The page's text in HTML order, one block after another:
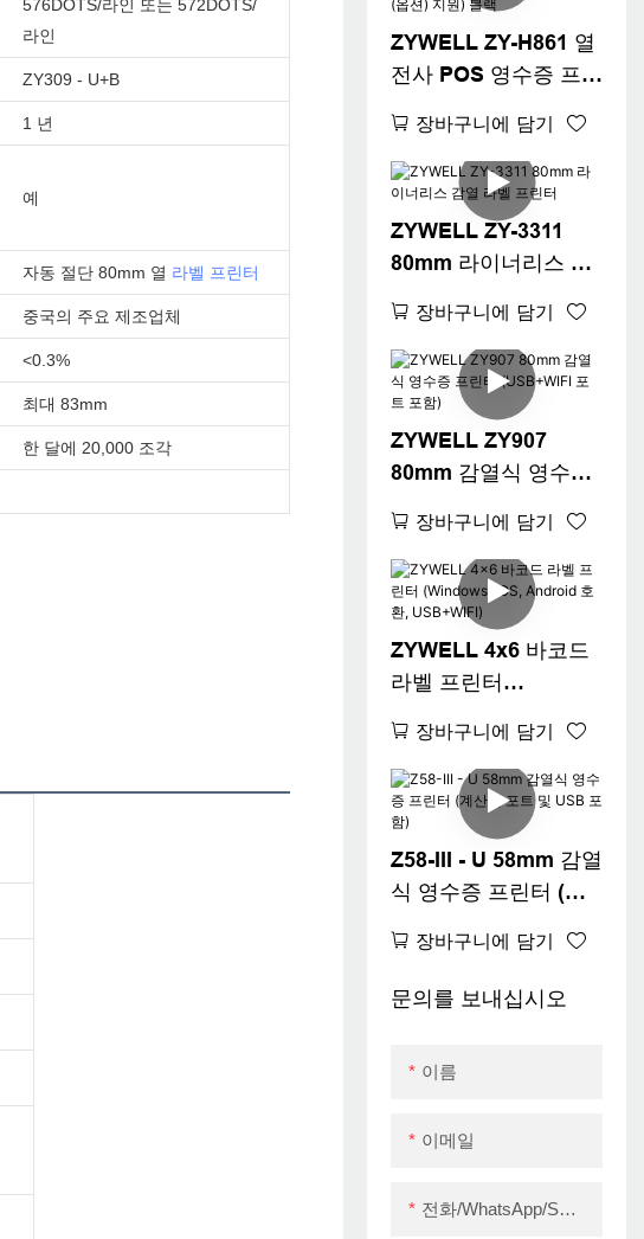
ZYWELL ZY-H861 열
전사 POS 영수증 프린
(USB+LAN/USB+WIF
I/블루투스(옵션) 지원)
블랙
장바구니에 담기
ZYWELL ZY-3311
80mm 라이너리스 감
장바구니에 담기
ZYWELL ZY907
80mm 감열식 영수증
트 포함)
장바구니에 담기
ZYWELL 4x6 바코드
라벨 프린터
Android 호환,
USB+WIFI)
장바구니에 담기
Z58-III - U 58mm 감열
식 영수증 프린터 (계
함)
장바구니에 담기
문의를 보내십시오
이름
이메일
전화/WhatsApp/Skype
576DOTS/라인 또는 572DOTS/
라인
ZY309 - U+B
1 년
예
자동 절단 80mm 열 라벨 프린터
중국의 주요 제조업체
<0.3%
최대 83mm
한 달에 20,000 조각